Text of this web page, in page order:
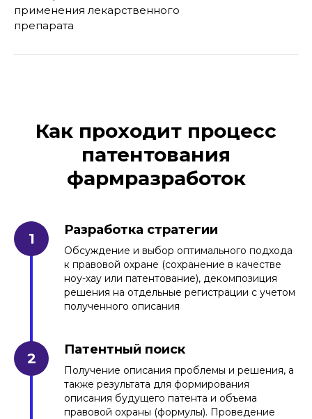
применения лекарственного
препарата
Как проходит процесс
патентования
фармразработок
Разработка стратегии
Обсуждение и выбор оптимального подхода
к правовой охране (сохранение в качестве
ноу-хау или патентование), декомпозиция
решения на отдельные регистрации с учетом
полученного описания
Патентный поиск
Получение описания проблемы и решения, а
также результата для формирования
описания будущего патента и объема
правовой охраны (формулы). Проведение